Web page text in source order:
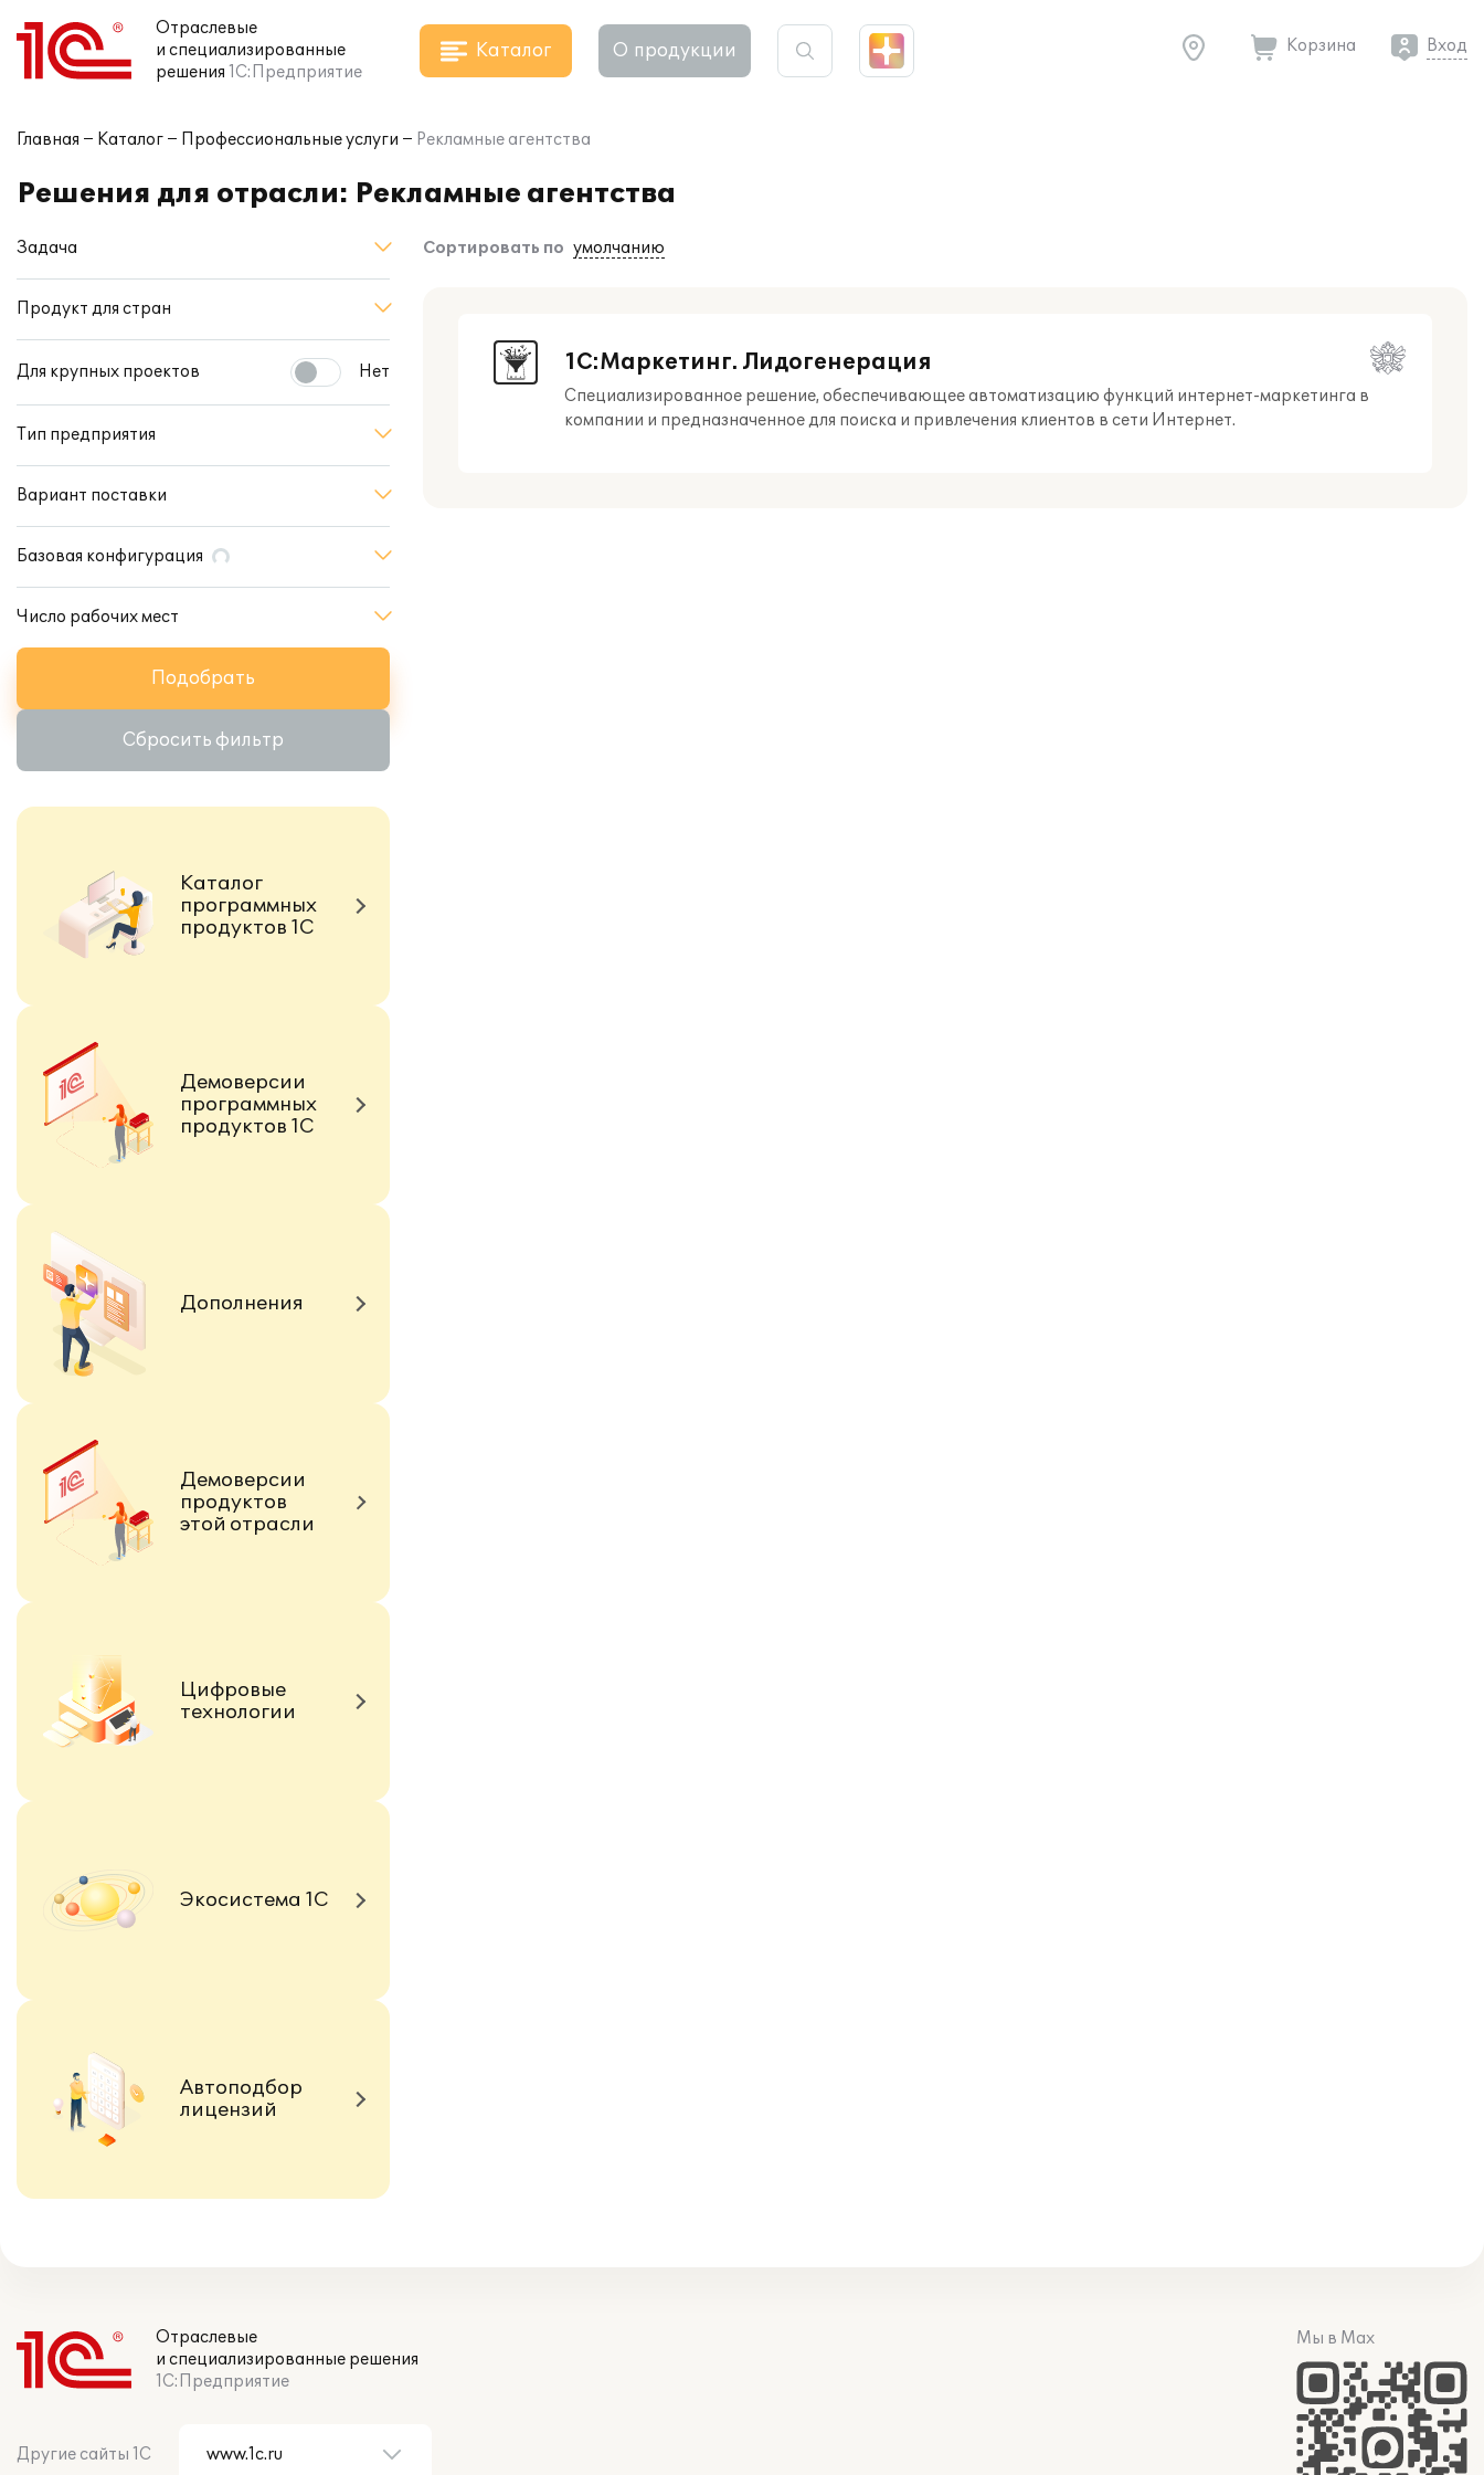
Отраслевые
и специализированные
решения 1С:Предприятие
Каталог О продукции Корзина Вход
Главная Каталог Профессиональные услуги Рекламные агентства
Решения для отрасли: Рекламные агентства
Сортировать по умолчанию
1С:Маркетинг. Лидогенерация
Специализированное решение, обеспечивающее автоматизацию функций интернет-маркетинга в
компании и предназначенное для поиска и привлечения клиентов в сети Интернет.
Задача
Продукт для стран
Для крупных проектов Нет
Тип предприятия
Вариант поставки
Базовая конфигурация
Число рабочих мест
Подобрать
Сбросить фильтр
Каталог
программных
продуктов 1С
Демоверсии
программных
продуктов 1С
Дополнения
Демоверсии
продуктов
этой отрасли
Цифровые
технологии
Экосистема 1С
Автоподбор
лицензий
Отраслевые
и специализированные решения
1С:Предприятие
Другие сайты 1С
Мы в Max